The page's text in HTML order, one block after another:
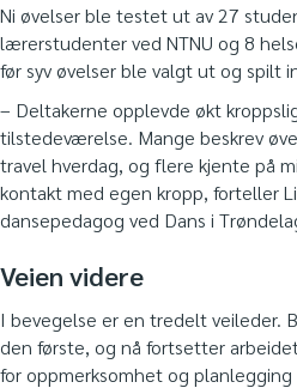
Ni øvelser ble testet ut av 27
lærerstudenter ved NTNU og 8
før syv øvelser ble valgt ut og spilt
– Deltakerne opplevde økt
tilstedeværelse. Mange beskrev
travel hverdag, og flere kjente på
kontakt med egen kropp, forteller
dansepedagog ved Dans i
Veien videre
I bevegelse er en tredelt veileder.
den første, og nå fortsetter
for oppmerksomhet og